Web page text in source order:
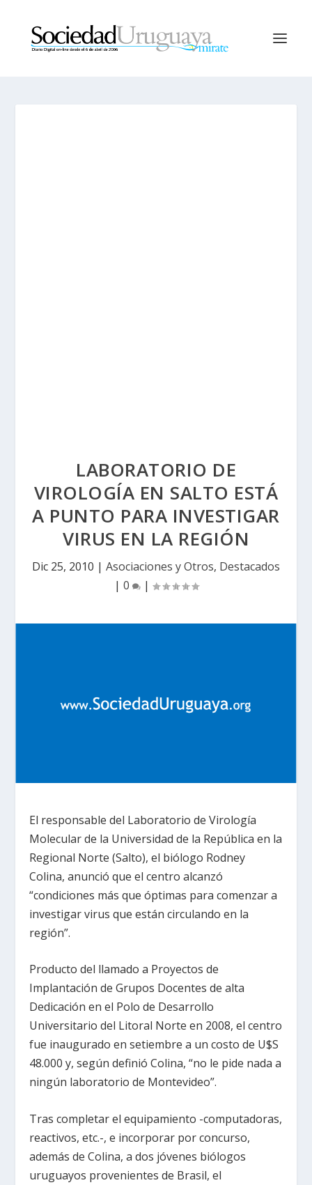
LABORATORIO DE
VIROLOGÍA EN SALTO ESTÁ
A PUNTO PARA INVESTIGAR
VIRUS EN LA REGIÓN
Dic 25, 2010 | Asociaciones y Otros, Destacados
| 0 |
El responsable del Laboratorio de Virología
Molecular de la Universidad de la República en la
Regional Norte (Salto), el biólogo Rodney
Colina, anunció que el centro alcanzó
“condiciones más que óptimas para comenzar a
investigar virus que están circulando en la
región”.
Producto del llamado a Proyectos de
Implantación de Grupos Docentes de alta
Dedicación en el Polo de Desarrollo
Universitario del Litoral Norte en 2008, el centro
fue inaugurado en setiembre a un costo de U$S
48.000 y, según definió Colina, “no le pide nada a
ningún laboratorio de Montevideo”.
Tras completar el equipamiento -computadoras,
reactivos, etc.-, e incorporar por concurso,
además de Colina, a dos jóvenes biólogos
uruguayos provenientes de Brasil, el